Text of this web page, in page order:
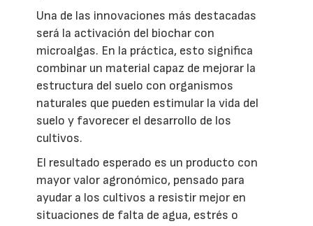
Una de las innovaciones más destacadas
será la activación del biochar con
microalgas. En la práctica, esto significa
combinar un material capaz de mejorar la
estructura del suelo con organismos
naturales que pueden estimular la vida del
suelo y favorecer el desarrollo de los
cultivos.
El resultado esperado es un producto con
mayor valor agronómico, pensado para
ayudar a los cultivos a resistir mejor en
situaciones de falta de agua, estrés o